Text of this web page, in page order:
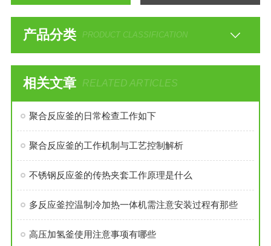
产品分类 PRODUCT CLASSIFICATION
相关文章 RELATED ARTICLES
聚合反应釜的日常检查工作如下
聚合反应釜的工作机制与工艺控制解析
不锈钢反应釜的传热夹套工作原理是什么
多反应釜控温制冷加热一体机需注意安装过程有那些
高压加氢釜使用注意事项有哪些